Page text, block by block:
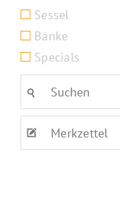
Sessel
Bänke
Specials
Merkzettel